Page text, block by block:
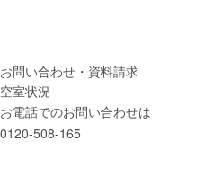
お問い合わせ・資料請求
空室状況
お電話でのお問い合わせは
0120-508-165